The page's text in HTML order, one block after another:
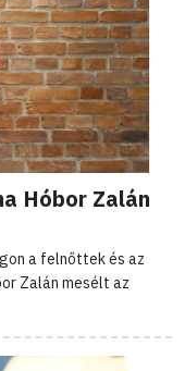
Hóbor Zalán
a felnőttek és az
Zalán mesélt az